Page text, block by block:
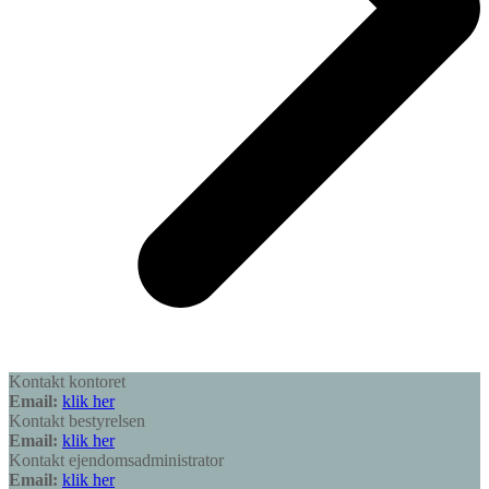
Kontakt kontoret
Email: klik her
Kontakt bestyrelsen
Email: klik her
Kontakt ejendomsadministrator
Email: klik her